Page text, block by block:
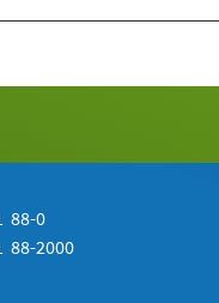
88-0
88-2000